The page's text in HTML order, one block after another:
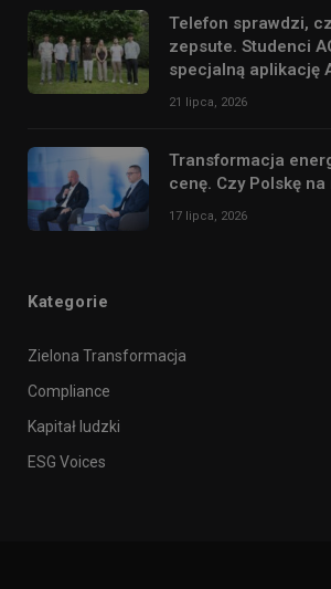
Telefon sprawdzi,
zepsute. Studenci
specjalną aplikację
21 lipca, 2026
Transformacja
cenę. Czy Polskę na
17 lipca, 2026
Kategorie
Zielona Transformacja
Compliance
Kapitał ludzki
ESG Voices